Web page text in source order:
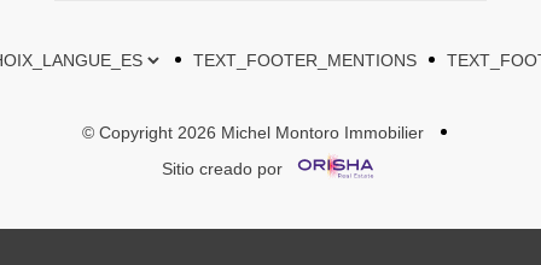
TEXT_FOOTER_MENTIONS
© Copyright 2026 Michel Montoro Immobilier
Sitio creado por